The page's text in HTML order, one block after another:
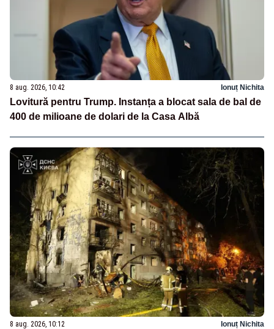
8 aug. 2026, 10:42 Ionuț Nichita
Lovitură pentru Trump. Instanța a blocat sala de bal de
400 de milioane de dolari de la Casa Albă
8 aug. 2026, 10:12 Ionuț Nichita